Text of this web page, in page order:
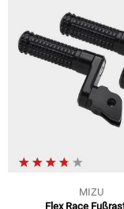
MIZU
Flex Race